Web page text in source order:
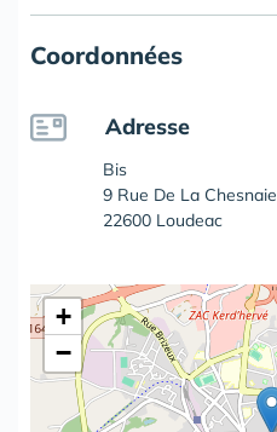
Coordonnées
Adresse
Bis
9 Rue De La Chesnaie
22600 Loudeac
+
−